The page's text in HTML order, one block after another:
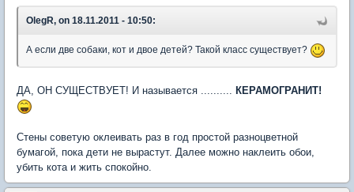
OlegR, on 18.11.2011 - 10:50:
А если две собаки, кот и двое детей? Такой класс существует?
ДА, ОН СУЩЕСТВУЕТ! И называется .......... КЕРАМОГРАНИТ!
Стены советую оклеивать раз в год простой разноцветной
бумагой, пока дети не вырастут. Далее можно наклеить обои,
убить кота и жить спокойно.